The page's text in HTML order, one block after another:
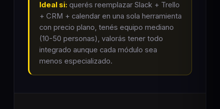
Ideal si: querés reemplazar Slack + Trello
+ CRM + calendar en una sola herramienta
con precio plano, tenés equipo mediano
(10-50 personas), valorás tener todo
integrado aunque cada módulo sea
menos especializado.